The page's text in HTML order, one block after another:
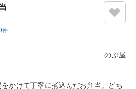
件
のぶ屋
かけて丁寧に煮込んだお弁当。どち